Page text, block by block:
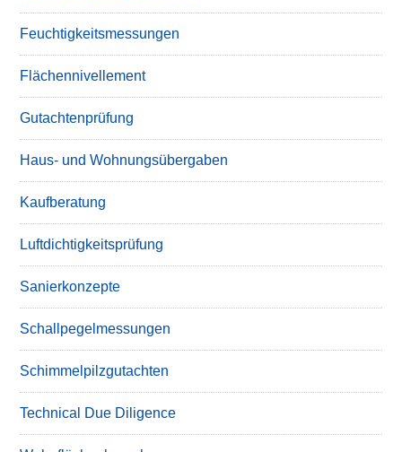
Feuchtigkeitsmessungen
Flächennivellement
Gutachtenprüfung
Haus- und Wohnungsübergaben
Kaufberatung
Luftdichtigkeitsprüfung
Sanierkonzepte
Schallpegelmessungen
Schimmelpilzgutachten
Technical Due Diligence